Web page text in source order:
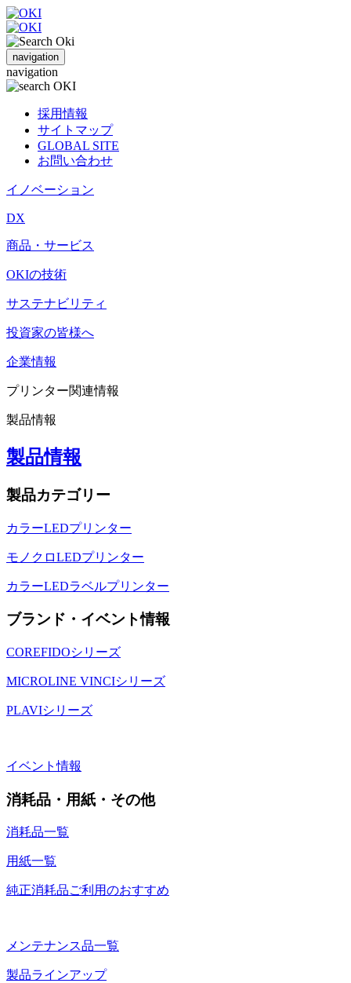
navigation
navigation
採用情報
サイトマップ
GLOBAL SITE
お問い合わせ
イノベーション
DX
商品・サービス
OKIの技術
サステナビリティ
投資家の皆様へ
企業情報
プリンター関連情報
製品情報
製品情報
製品カテゴリー
カラーLEDプリンター
モノクロLEDプリンター
カラーLEDラベルプリンター
ブランド・イベント情報
COREFIDOシリーズ
MICROLINE VINCIシリーズ
PLAVIシリーズ
イベント情報
消耗品・用紙・その他
消耗品一覧
用紙一覧
純正消耗品ご利用のおすすめ
メンテナンス品一覧
製品ラインアップ